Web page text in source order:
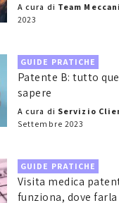
A cura di Team
2023
GUIDE PRATICHE
Patente B: tutto
sapere
A cura di Servizio
Settembre 2023
GUIDE PRATICHE
Visita medica
funziona, dove farla